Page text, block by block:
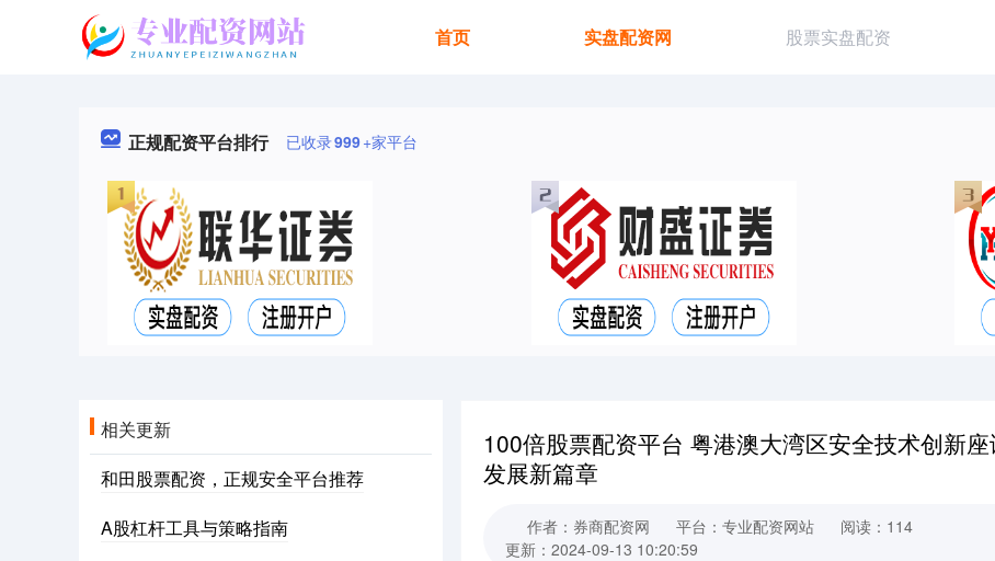
首页 实盘配资网 股票实盘配资
正规配资平台排行 已收录999+家平台
100倍股票配资平台 粤港澳大湾区安全技术创新
发展新篇章
作者：券商配资网 平台：专业配资网站
阅读：114
更新：2024-09-13 10:20:59
相关更新
和田股票配资，正规安全平台推荐
A股杠杆工具与策略指南